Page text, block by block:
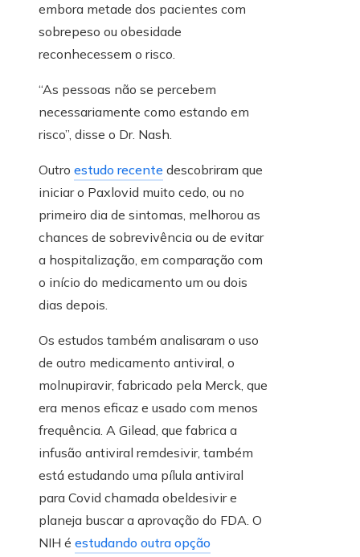
embora metade dos pacientes com
sobrepeso ou obesidade
reconhecessem o risco.
“As pessoas não se percebem
necessariamente como estando em
risco”, disse o Dr. Nash.
Outro estudo recente descobriram que
iniciar o Paxlovid muito cedo, ou no
primeiro dia de sintomas, melhorou as
chances de sobrevivência ou de evitar
a hospitalização, em comparação com
o início do medicamento um ou dois
dias depois.
Os estudos também analisaram o uso
de outro medicamento antiviral, o
molnupiravir, fabricado pela Merck, que
era menos eficaz e usado com menos
frequência. A Gilead, que fabrica a
infusão antiviral remdesivir, também
está estudando uma pílula antiviral
para Covid chamada obeldesivir e
planeja buscar a aprovação do FDA. O
NIH é estudando outra opção